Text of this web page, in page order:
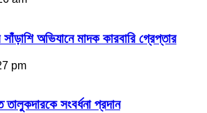
অভিযানে মাদক কারবারি গ্রেপ্তার
pm
সংবর্ধনা প্রদান